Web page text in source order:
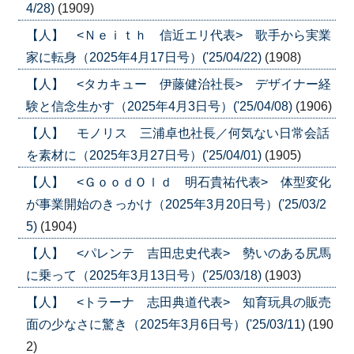
4/28) (1909)
【人】 <Ｎｅｉｔｈ 信近エリ代表> 歌手から実業
家に転身（2025年4月17日号）('25/04/22) (1908)
【人】 <タカキュー 伊藤健治社長> デザイナー経
験と信念生かす（2025年4月3日号）('25/04/08) (1906)
【人】 モノリス 三浦卓也社長／何気ない日常会話
を素材に（2025年3月27日号）('25/04/01) (1905)
【人】 <ＧｏｏｄＯｌｄ 明石貴祐代表> 体型変化
が事業開始のきっかけ（2025年3月20日号）('25/03/2
5) (1904)
【人】 <パレンテ 吉田忠史代表> 勢いのある尻馬
に乗って（2025年3月13日号）('25/03/18) (1903)
【人】 <トラーナ 志田典道代表> 知育玩具の販売
面の少なさに驚き（2025年3月6日号）('25/03/11) (190
2)